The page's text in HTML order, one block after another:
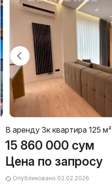
В аренду 3к квартира 125 м²
15 860 000 сум
Цена по запросу
Опубликовано 02.02.2026